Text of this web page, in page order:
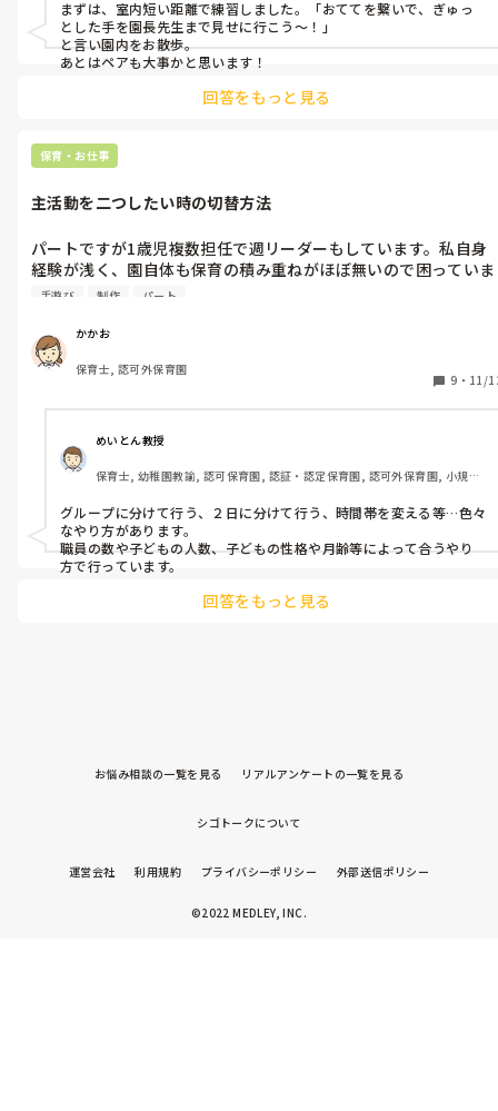
まずは、室内短い距離で練習しました。「おててを繋いで、ぎゅっ
とした手を園長先生まで見せに行こう〜！」
と言い園内をお散歩。
あとはペアも大事かと思います！
回答をもっと見る
保育・お仕事
主活動を二つしたい時の切替方法
パートですが1歳児複数担任で週リーダーもしています。私自身
経験が浅く、園自体も保育の積み重ねがほぼ無いので困っていま
す。
みなさま製作→外遊びなど二つの活動の時の切替の仕方はどうさ
れていますか？
今まで製作は一斉で行うことが多いのですが、月齢の差もあり早
く終わる子、まだやりたがる子で終わるタイミングがバラバラで
待っている間、絵本や手遊びをして集まっていて、全員終わった
ら、外遊びの準備をしていますが。活発な男の子が多く走り回っ
たり収集がつかなくなってしまうことが多いです。。
切替時に行っていること、製作の進め方（少人数なら他の子にど
手遊び 制作 パート
かかお
保育士, 認可外保育園
9 ・ 11/
めいとん教授
保育士, 幼稚園教諭, 認可保育園, 認証・認定保育園, 認可外保育園, 小規模
グループに分けて行う、２日に分けて行う、時間帯を変える等…色々
なやり方があります。
職員の数や子どもの人数、子どもの性格や月齢等によって合うやり
方で行っています。
回答をもっと見る
お悩み相談の一覧を見る リアルアンケートの一覧を見る
シゴトークについて
運営会社 利用規約 プライバシーポリシー 外部送信ポリシー
©2022 MEDLEY, INC.